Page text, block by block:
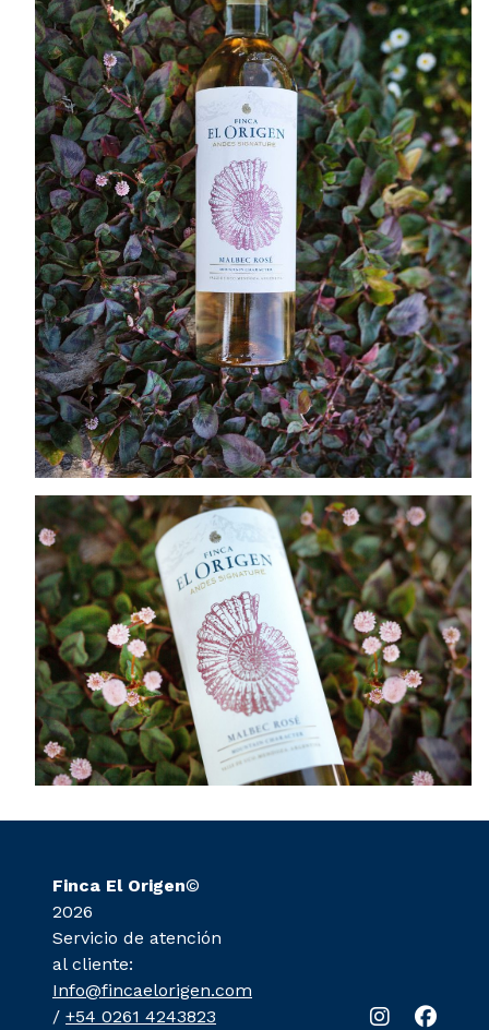
Finca El Origen©
2026
Servicio de atención
al cliente:
Info@fincaelorigen.com
/ +54 0261 4243823